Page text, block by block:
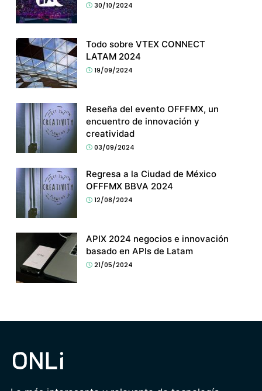
30/10/2024
Todo sobre VTEX CONNECT
LATAM 2024
19/09/2024
Reseña del evento OFFFMX, un
encuentro de innovación y
creatividad
03/09/2024
Regresa a la Ciudad de México
OFFFMX BBVA 2024
12/08/2024
APIX 2024 negocios e innovación
basado en APIs de Latam
21/05/2024